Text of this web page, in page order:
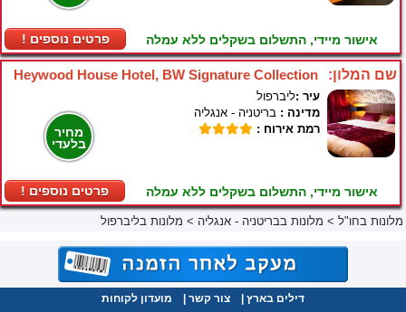
! פרטים נוספים אישור מיידי, התשלום בשקלים ללא עמלה
Heywood House Hotel, BW Signature Collection שם המלון:
מחיר
בלעדי
! פרטים נוספים
עיר :ליברפול
מדינה : בריטניה - אנגליה
רמת אירוח :
אישור מיידי, התשלום בשקלים ללא עמלה
מלונות בחו"ל > מלונות בבריטניה - אנגליה > מלונות בליברפול
דילים בארץ צור קשר מועדון לקוחות